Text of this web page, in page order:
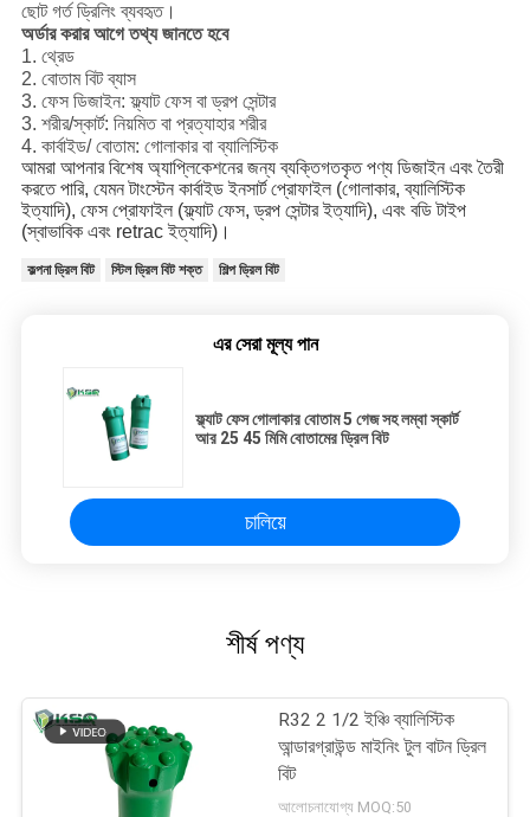
ছোট গর্ত ড্রিলিং ব্যবহৃত।
অর্ডার করার আগে তথ্য জানতে হবে
1. থ্রেড
2. বোতাম বিট ব্যাস
3. ফেস ডিজাইন: ফ্ল্যাট ফেস বা ড্রপ সেন্টার
3. শরীর/স্কার্ট: নিয়মিত বা প্রত্যাহার শরীর
4. কার্বাইড/ বোতাম: গোলাকার বা ব্যালিস্টিক
আমরা আপনার বিশেষ অ্যাপ্লিকেশনের জন্য ব্যক্তিগতকৃত পণ্য ডিজাইন এবং তৈরী
করতে পারি, যেমন টাংস্টেন কার্বাইড ইনসার্ট প্রোফাইল (গোলাকার, ব্যালিস্টিক
ইত্যাদি), ফেস প্রোফাইল (ফ্ল্যাট ফেস, ড্রপ সেন্টার ইত্যাদি), এবং বডি টাইপ
(স্বাভাবিক এবং retrac ইত্যাদি)।
কল্পনা ড্রিল বিট স্টিল ড্রিল বিট শক্ত শিল্প ড্রিল বিট
এর সেরা মূল্য পান
ফ্ল্যাট ফেস গোলাকার বোতাম 5 গেজ সহ লম্বা স্কার্ট
আর 25 45 মিমি বোতামের ড্রিল বিট
চালিয়ে
শীর্ষ পণ্য
R32 2 1/2 ইঞ্চি ব্যালিস্টিক
আন্ডারগ্রাউন্ড মাইনিং টুল বাটন ড্রিল
বিট
আলোচনাযোগ্য MOQ:50